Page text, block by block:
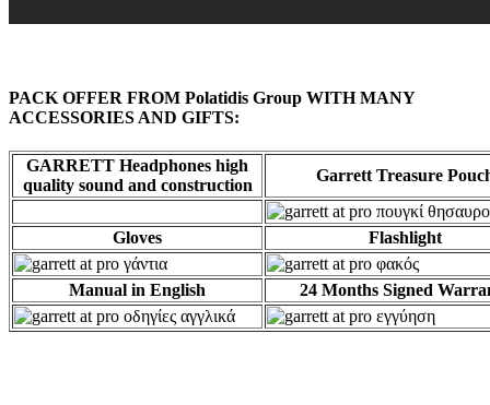
PACK OFFER FROM Polatidis Group WITH MANY
ACCESSORIES AND GIFTS:
GARRETT Headphones high
quality sound and construction
Garrett Treasure
Gloves Flashlight
Manual in English 24 Months Signed